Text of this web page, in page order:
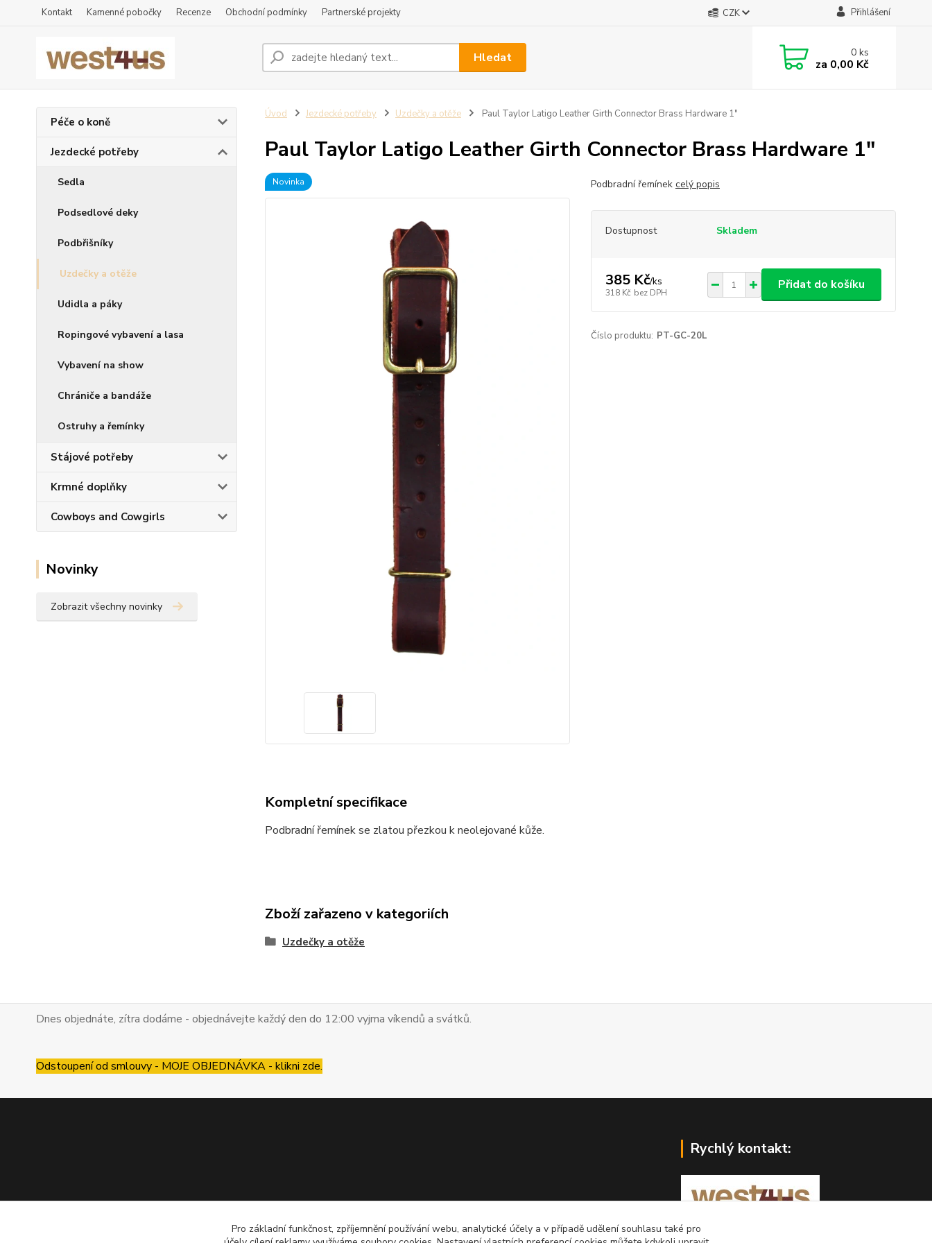
Kontakt Kamenné pobočky Recenze Obchodní podmínky Partnerské projekty CZK Přihlášení
Hledat 0ks
za 0,00 Kč
Péče o koně
Jezdecké potřeby
Sedla
Podsedlové deky
Podbřišníky
Uzdečky a otěže
Udidla a páky
Ropingové vybavení a lasa
Vybavení na show
Chrániče a bandáže
Ostruhy a řemínky
Stájové potřeby
Krmné doplňky
Cowboys and Cowgirls
Novinky
Zobrazit všechny novinky
Úvod Jezdecké potřeby Uzdečky a otěže Paul Taylor Latigo Leather Girth Connector Brass Hardware 1"
Paul Taylor Latigo Leather Girth Connector Brass Hardware 1"
Novinka Podbradní řemínek celý popis
Dostupnost Skladem
385 Kč/ks
318 Kč bez DPH
Přidat do košíku
Číslo produktu: PT-GC-20L
Kompletní specifikace
Podbradní řemínek se zlatou přezkou k neolejované kůže.
Zboží zařazeno v kategoriích
Uzdečky a otěže
Dnes objednáte, zítra dodáme - objednávejte každý den do 12:00 vyjma víkendů a svátků.
Odstoupení od smlouvy - MOJE OBJEDNÁVKA - klikni zde.
Rychlý kontakt:
West4us.cz - dovoz z U.S.A.
Pro základní funkčnost, zpříjemnění používání webu, analytické účely a v případě udělení souhlasu také pro